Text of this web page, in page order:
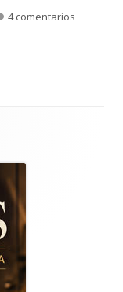
4 comentarios